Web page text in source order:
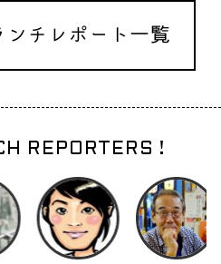
ンチレポート一覧
REPORTERS !